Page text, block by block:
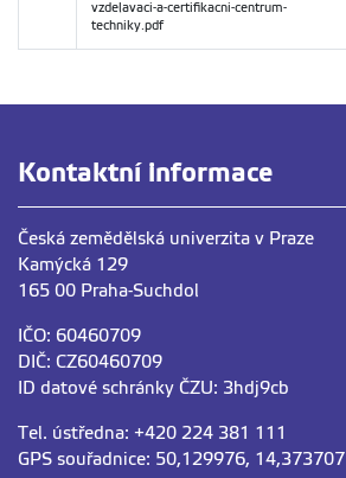
vzdelavaci-a-certifikacni-centrum-
techniky.pdf
Kontaktní informace
Česká zemědělská univerzita v Praze
Kamýcká 129
165 00 Praha-Suchdol
IČO: 60460709
DIČ: CZ60460709
ID datové schránky ČZU: 3hdj9cb
Tel. ústředna: +420 224 381 111
GPS souřadnice: 50,129976, 14,373707